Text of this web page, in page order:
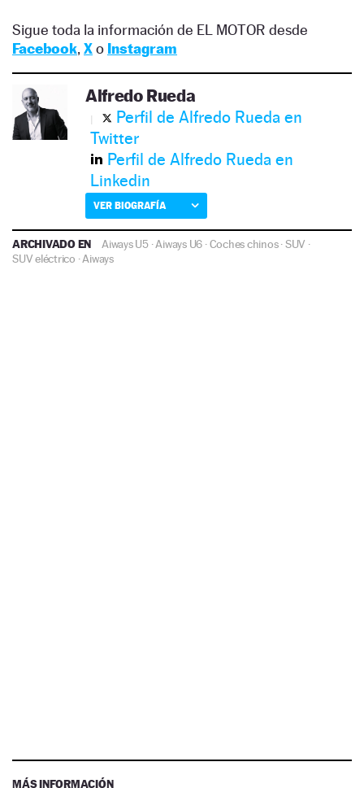
Sigue toda la información de EL MOTOR desde
Facebook, Xo Instagram
Alfredo Rueda
Perfil de Alfredo Rueda en
Twitter
Perfil de Alfredo Rueda en
Linkedin
VER BIOGRAFÍA
ARCHIVADO EN Aiways U5·Aiways U6 ·Coches chinos·SUV ·
SUV eléctrico ·Aiways
MÁS INFORMACIÓN